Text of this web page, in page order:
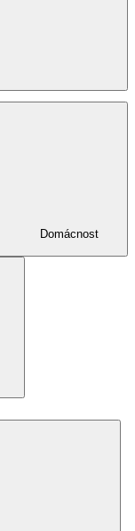
Domácnost